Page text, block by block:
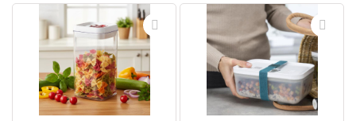
Цвет основы
Коллекция